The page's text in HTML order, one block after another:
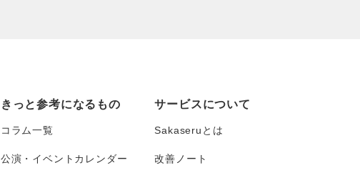
きっと参考になるもの
コラム一覧
公演・イベントカレンダー
サービスについて
Sakaseruとは
改善ノート